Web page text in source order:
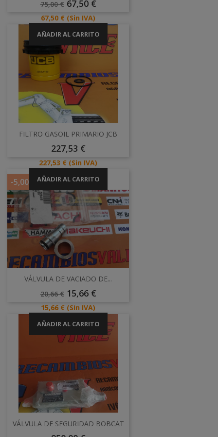
Precio
75,00 € Precio
67,50 €
Precio
67,50 € (Sin IVA)
AÑADIR AL CARRITO
FILTRO GASOIL PRIMARIO JCB
Precio
227,53 €
Precio
227,53 € (Sin IVA)
AÑADIR AL CARRITO
-5,00 €
VÁLVULA DE VACIADO DE...
Precio
20,66 € Precio
15,66 €
Precio
15,66 € (Sin IVA)
AÑADIR AL CARRITO
VÁLVULA DE SEGURIDAD BOBCAT